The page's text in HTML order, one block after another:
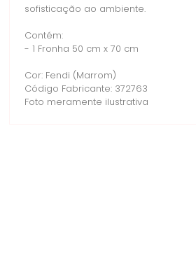
sofisticação ao ambiente.
Contém:
- 1 Fronha 50 cm x 70 cm
Cor: Fendi (Marrom)
Código Fabricante: 372763
Foto meramente ilustrativa